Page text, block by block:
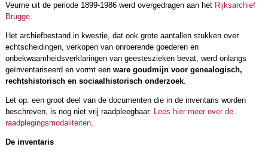
Veurne uit de periode 1899-1986 werd overgedragen aan het Rijksarchief
Brugge.
Het archiefbestand in kwestie, dat ook grote aantallen stukken over
echtscheidingen, verkopen van onroerende goederen en
onbekwaamheidsverklaringen van geesteszieken bevat, werd onlangs
geïnventariseerd en vormt een ware goudmijn voor genealogisch,
rechtshistorisch en sociaalhistorisch onderzoek.
Let op: een groot deel van de documenten die in de inventaris worden
beschreven, is nog niet vrij raadpleegbaar.
Lees hier meer over de
raadplegingsmodaliteiten.
De inventaris